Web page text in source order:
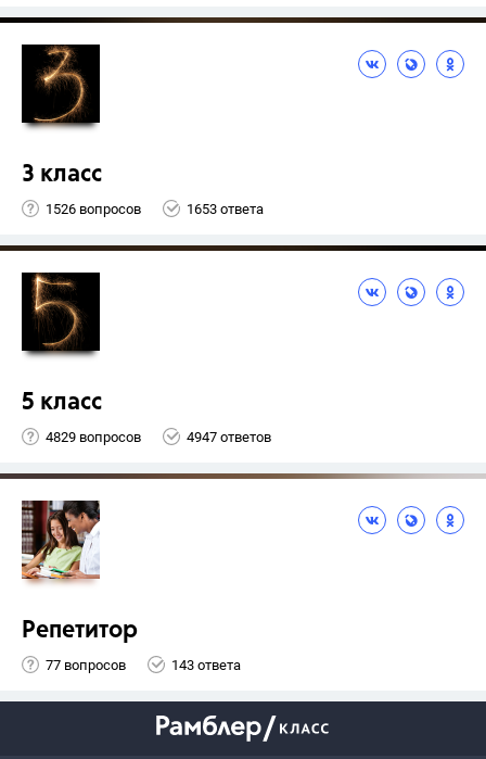
3 класс
1526 вопросов 1653 ответа
5 класс
4829 вопросов 4947 ответов
Репетитор
77 вопросов 143 ответа